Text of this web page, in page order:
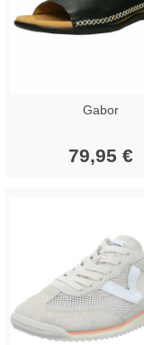
Gabor
79,95 €